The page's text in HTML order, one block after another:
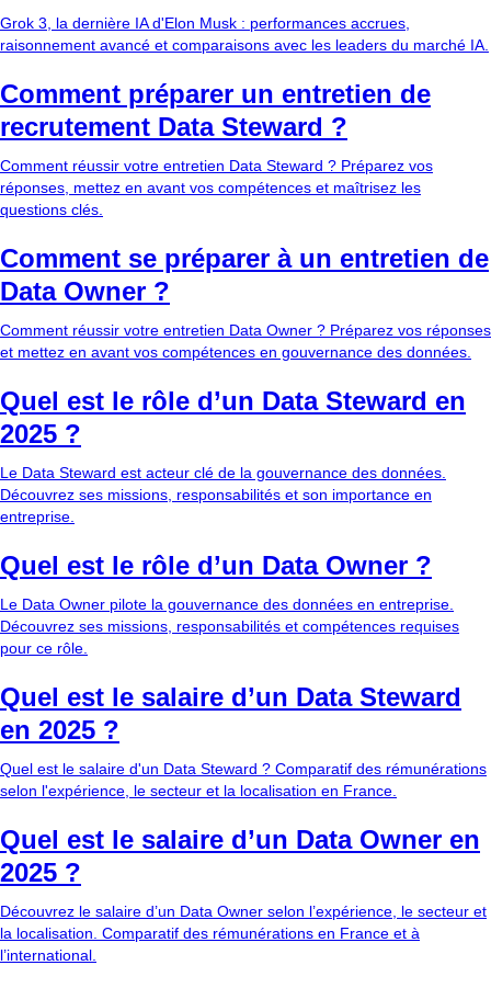
Grok 3, la dernière IA d'Elon Musk : performances accrues,
raisonnement avancé et comparaisons avec les leaders du marché IA.
Comment préparer un entretien de
recrutement Data Steward ?
Comment réussir votre entretien Data Steward ? Préparez vos
réponses, mettez en avant vos compétences et maîtrisez les
questions clés.
Comment se préparer à un entretien de
Data Owner ?
Comment réussir votre entretien Data Owner ? Préparez vos réponses
et mettez en avant vos compétences en gouvernance des données.
Quel est le rôle d’un Data Steward en
2025 ?
Le Data Steward est acteur clé de la gouvernance des données.
Découvrez ses missions, responsabilités et son importance en
entreprise.
Quel est le rôle d’un Data Owner ?
Le Data Owner pilote la gouvernance des données en entreprise.
Découvrez ses missions, responsabilités et compétences requises
pour ce rôle.
Quel est le salaire d’un Data Steward
en 2025 ?
Quel est le salaire d'un Data Steward ? Comparatif des rémunérations
selon l'expérience, le secteur et la localisation en France.
Quel est le salaire d’un Data Owner en
2025 ?
Découvrez le salaire d’un Data Owner selon l’expérience, le secteur et
la localisation. Comparatif des rémunérations en France et à
l’international.